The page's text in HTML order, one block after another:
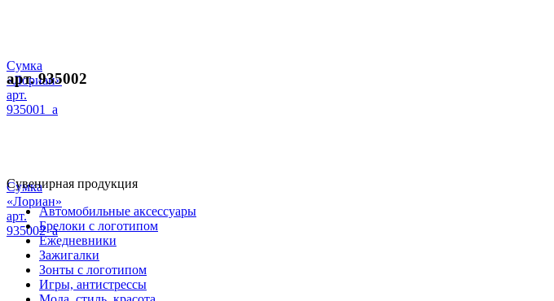
Сумка
«Лориан»
арт.
935001_a
арт. 935002
Сумка
«Лориан»
арт.
935002_a
Сувенирная продукция
Автомобильные аксессуары
Брелоки с логотипом
Ежедневники
Зажигалки
Зонты с логотипом
Игры, антистрессы